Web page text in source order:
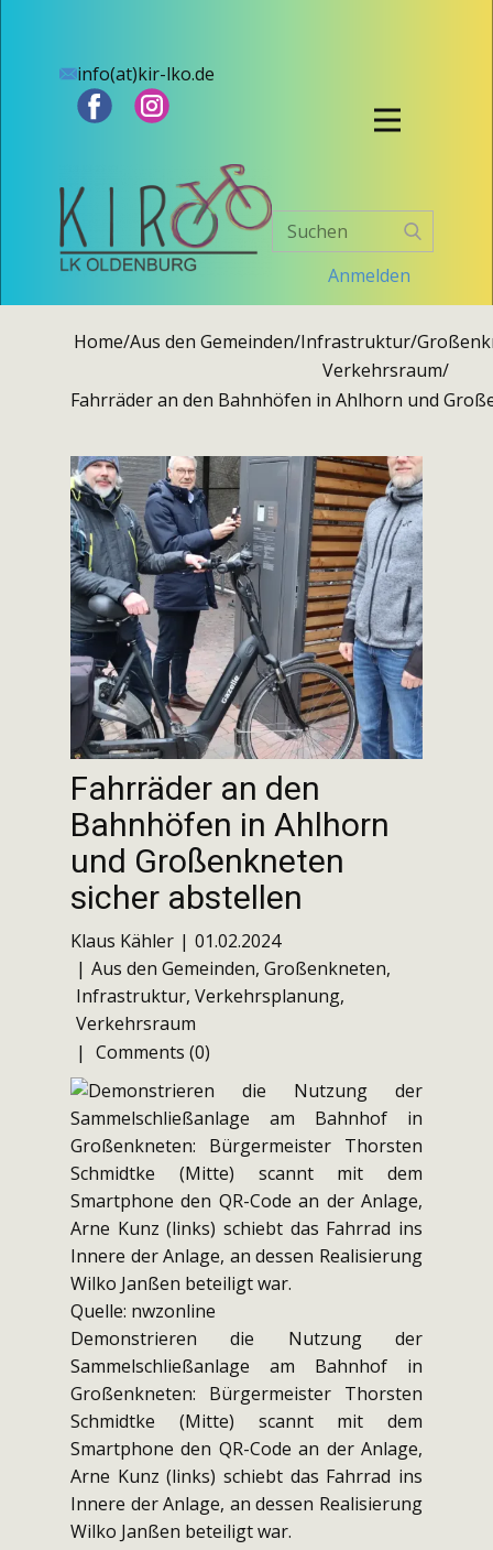
info(at)kir-lko.de
Anmelden
Home/Aus den Gemeinden/Infrastruktur/
Verkehrsraum/
Fahrräder an den Bahnhöfen in Ahlhorn und
Fahrräder an den
Bahnhöfen in Ahlhorn
und Großenkneten
sicher abstellen
Klaus Kähler
01.02.2024
Aus den Gemeinden, Großenkneten,
Infrastruktur, Verkehrsplanung,
Verkehrsraum
Comments (0)
Quelle: nwzonline
Demonstrieren die Nutzung der
Sammelschließanlage am Bahnhof in
Großenkneten: Bürgermeister Thorsten
Schmidtke (Mitte) scannt mit dem
Smartphone den QR-Code an der Anlage,
Arne Kunz (links) schiebt das Fahrrad ins
Innere der Anlage, an dessen Realisierung
Wilko Janßen beteiligt war.